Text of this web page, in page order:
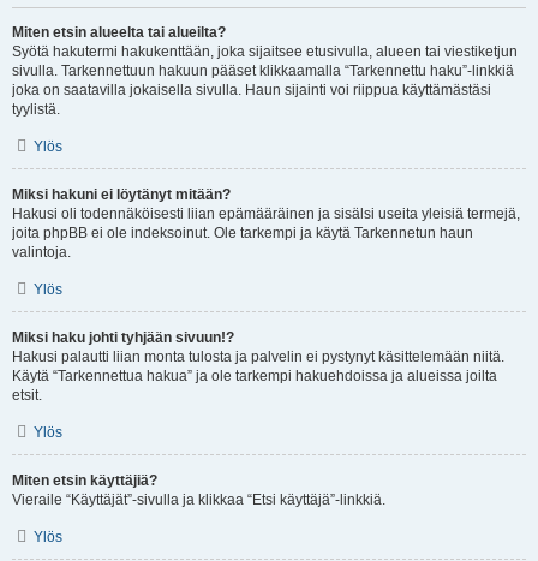
Miten etsin alueelta tai alueilta?
Syötä hakutermi hakukenttään, joka sijaitsee etusivulla, alueen tai viestiketjun
sivulla. Tarkennettuun hakuun pääset klikkaamalla “Tarkennettu haku”-linkkiä
joka on saatavilla jokaisella sivulla. Haun sijainti voi riippua käyttämästäsi
tyylistä.
Ylös
Miksi hakuni ei löytänyt mitään?
Hakusi oli todennäköisesti liian epämääräinen ja sisälsi useita yleisiä termejä,
joita phpBB ei ole indeksoinut. Ole tarkempi ja käytä Tarkennetun haun
valintoja.
Ylös
Miksi haku johti tyhjään sivuun!?
Hakusi palautti liian monta tulosta ja palvelin ei pystynyt käsittelemään niitä.
Käytä “Tarkennettua hakua” ja ole tarkempi hakuehdoissa ja alueissa joilta
etsit.
Ylös
Miten etsin käyttäjiä?
Vieraile “Käyttäjät”-sivulla ja klikkaa “Etsi käyttäjä”-linkkiä.
Ylös